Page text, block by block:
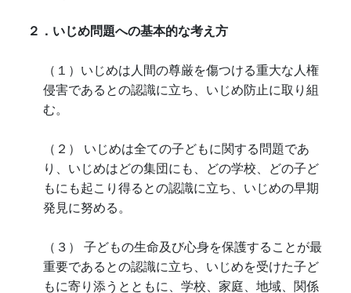
２．いじめ問題への基本的な考え方
（１）いじめは人間の尊厳を傷つける重大な人権
侵害であるとの認識に立ち、いじめ防止に取り組
む。
（２） いじめは全ての子どもに関する問題であ
り、いじめはどの集団にも、どの学校、どの子ど
もにも起こり得るとの認識に立ち、いじめの早期
発見に努める。
（３） 子どもの生命及び心身を保護することが最
重要であるとの認識に立ち、いじめを受けた子ど
もに寄り添うとともに、学校、家庭、地域、関係